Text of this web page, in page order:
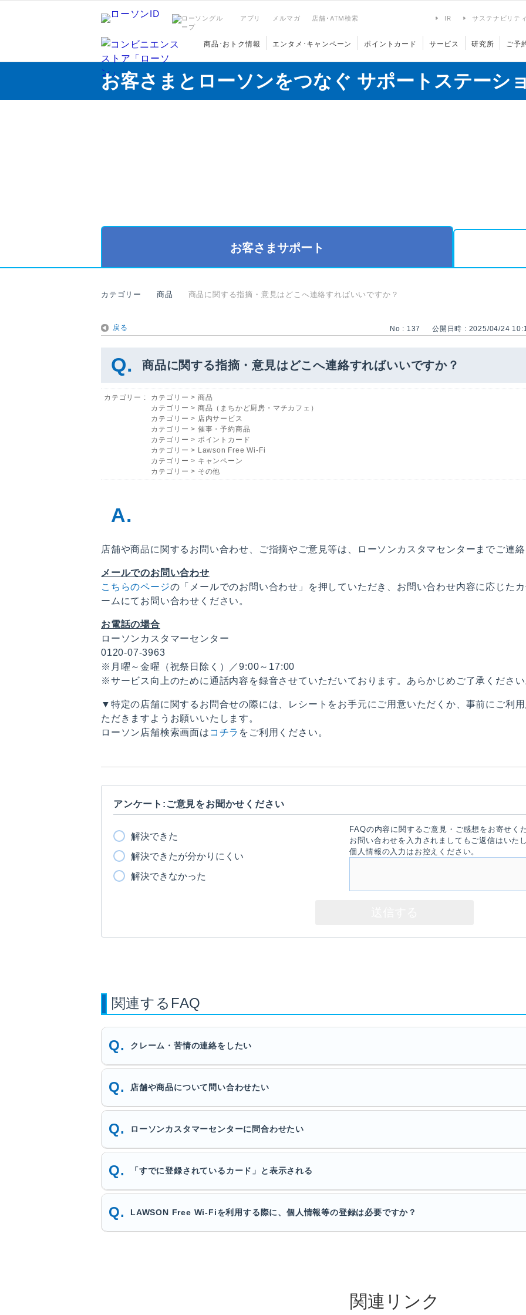
アプリ メルマガ 店舗･ATM検索 IR サステナビリティ
商品･おトク情報 エンタメ･キャンペーン ポイントカード サービス 研究所 ご予
お客さまとローソンをつなぐ サポートステーシ
お客さまサポート
カテゴリー 商品 商品に関する指摘・意見はどこへ連絡すればいいですか？
戻る No : 137 公開日時 : 2025/04/24
商品に関する指摘・意見はどこへ連絡すればいいですか？
カテゴリー : カテゴリー > 商品
カテゴリー > 商品（まちかど厨房・マチカフェ）
カテゴリー > 店内サービス
カテゴリー > 催事・予約商品
カテゴリー > ポイントカード
カテゴリー > Lawson Free Wi-Fi
カテゴリー > キャンペーン
カテゴリー > その他
店舗や商品に関するお問い合わせ、ご指摘やご意見等は、ローソンカスタマセンターまでご連絡
メールでのお問い合わせ
こちらのページの「メールでのお問い合わせ」を押していただき、お問い合わせ内容に応じた
ームにてお問い合わせください。
お電話の場合
ローソンカスタマーセンター
0120-07-3963
※月曜～金曜（祝祭日除く）／9:00～17:00
※サービス向上のために通話内容を録音させていただいております。あらかじめご了承ください
▼特定の店舗に関するお問合せの際には、レシートをお手元にご用意いただくか、事前にご利
ただきますようお願いいたします。
ローソン店舗検索画面は コチラ をご利用ください。
アンケート:ご意見をお聞かせください
解決できた
解決できたが分かりにくい
解決できなかった
FAQの内容に関するご意見・ご感想をお寄せく
お問い合わせを入力されましてもご返信はいた
個人情報の入力はお控えください。
関連するFAQ
クレーム・苦情の連絡をしたい
店舗や商品について問い合わせたい
ローソンカスタマーセンターに問合わせたい
「すでに登録されているカード」と表示される
LAWSON Free Wi-Fiを利用する際に、個人情報等の登録は必要ですか？
関連リンク